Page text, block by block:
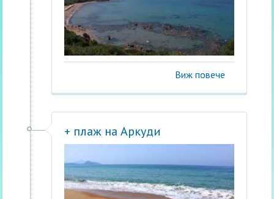
Виж повече
+ плаж на Аркуди